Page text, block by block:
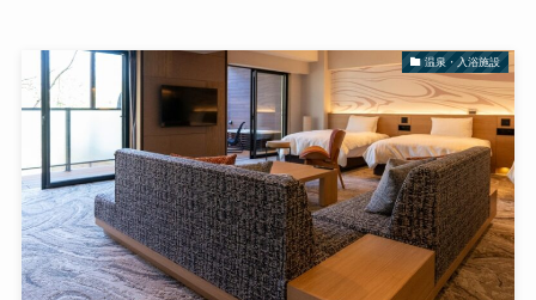
温泉・入浴施設